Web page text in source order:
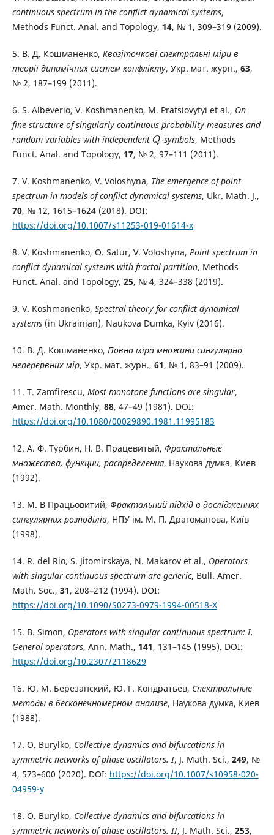
continuous spectrum in the conflict dynamical systems,
Methods Funct. Anal. and Topology, 14, № 1, 309–319 (2009).
5. В. Д. Кошманенко, Квазіточкові спектральні міри в
теорії динамічних систем конфлікту, Укр. мат. журн., 63,
№ 2, 187–199 (2011).
6. S. Albeverio, V. Koshmanenko, M. Pratsiovytyi et al., On
fine structure of singularly continuous probability measures and
random variables with independent Q
Q -symbols, Methods
Funct. Anal. and Topology, 17, № 2, 97–111 (2011).
7. V. Koshmanenko, V. Voloshyna, The emergence of point
spectrum in models of conflict dynamical systems, Ukr. Math. J.,
70, № 12, 1615–1624 (2018). DOI:
https://doi.org/10.1007/s11253-019-01614-x
8. V. Koshmanenko, O. Satur, V. Voloshyna, Point spectrum in
conflict dynamical systems with fractal partition, Methods
Funct. Anal. and Topology, 25, № 4, 324–338 (2019).
9. V. Koshmanenko, Spectral theory for conflict dynamical
systems(in Ukrainian), Naukova Dumka, Kyiv (2016).
10. В. Д. Кошманенко, Повна міра множини сингулярно
неперервних мір, Укр. мат. журн., 61, № 1, 83–91 (2009).
11. T. Zamfirescu, Most monotone functions are singular,
Amer. Math. Monthly, 88, 47–49 (1981). DOI:
https://doi.org/10.1080/00029890.1981.11995183
12. А. Ф. Турбин, Н. В. Працевитый, Фрактальные
множества, функции, распределения, Наукова думка, Киев
(1992).
13. M. В Працьовитий, Фрактальний підхід в дослідженнях
сингулярних розподілів, НПУ ім. М. П. Драгоманова, Kиїв
(1998).
14. R. del Rio, S. Jitomirskaya, N. Makarov et al., Operators
with singular continuous spectrum are generic, Bull. Amer.
Math. Soc., 31, 208–212 (1994). DOI:
https://doi.org/10.1090/S0273-0979-1994-00518-X
15. B. Simon, Operators with singular continuous spectrum: I.
General operators, Ann. Math., 141, 131–145 (1995). DOI:
https://doi.org/10.2307/2118629
16. Ю. М. Березанский, Ю. Г. Кондратьев, Спектральные
методы в бесконечномерном анализе, Наукова думка, Киев
(1988).
17. О. Burylko, Collective dynamics and bifurcations in
symmetric networks of phase oscillators. I, J. Math. Sci., 249, №
4, 573–600 (2020). DOI: https://doi.org/10.1007/s10958-020-
04959-y
18. O. Burylko, Collective dynamics and bifurcations in
symmetric networks of phase oscillators. II, J. Math. Sci., 253,